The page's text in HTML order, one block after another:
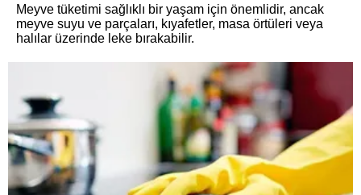
Meyve tüketimi sağlıklı bir yaşam için önemlidir, ancak
meyve suyu ve parçaları, kıyafetler, masa örtüleri veya
halılar üzerinde leke bırakabilir.